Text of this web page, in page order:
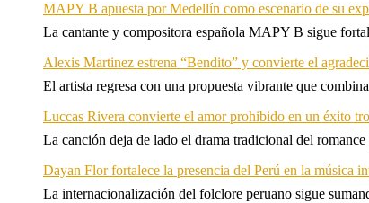
MAPY B apuesta por Medellín como escenario de su
La cantante y compositora española MAPY B sigue
Alexis Martinez estrena “Bendito” y convierte el
El artista regresa con una propuesta vibrante que
Luccas Rivera convierte el amor prohibido en un éxito
La canción deja de lado el drama tradicional del
Dayan Flor fortalece la presencia del Perú en la música
La internacionalización del folclore peruano sigue